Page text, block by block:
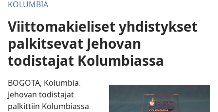
KOLUMBIA
Viittomakieliset yhdistykset
palkitsevat Jehovan
todistajat Kolumbiassa
BOGOTA, Kolumbia.
Jehovan todistajat
palkittiin Kolumbiassa